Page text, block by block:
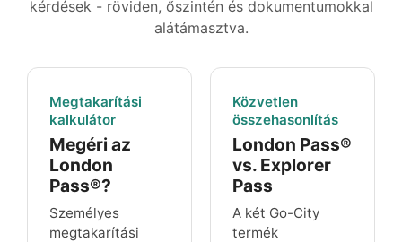
kérdések - röviden, őszintén és dokumentumokkal
alátámasztva.
Megtakarítási
kalkulátor
Megéri az
London
Pass®?
Személyes
megtakarítási
Közvetlen
összehasonlítás
London Pass®
vs. Explorer
Pass
A két Go-City
termék